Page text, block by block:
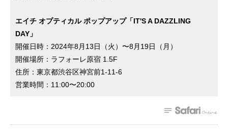
エイチ オプティカル ポップアップ「IT'S A DAZZLING
DAY」
開催日時：2024年8月13日（火）〜8月19日（月）
開催場所：ラフォーレ原宿 1.5F
住所：東京都渋谷区神宮前1-11-6
営業時間：11:00〜20:00